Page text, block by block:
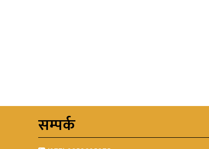
सम्पर्क